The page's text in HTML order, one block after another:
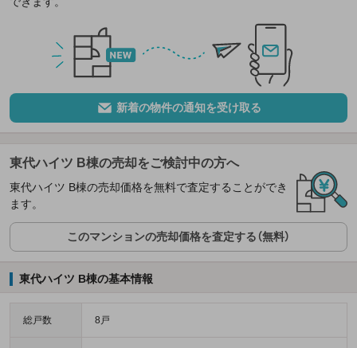
新着の物件の通知を受け取る
東代ハイツ B棟の売却をご検討中の方へ
東代ハイツ B棟の売却価格を無料で査定することができ
ます。
このマンションの売却価格を査定する（無料）
東代ハイツ B棟の基本情報
総戸数 8戸